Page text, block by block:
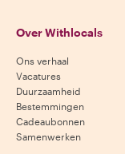
Over Withlocals
Ons verhaal
Vacatures
Duurzaamheid
Bestemmingen
Cadeaubonnen
Samenwerken